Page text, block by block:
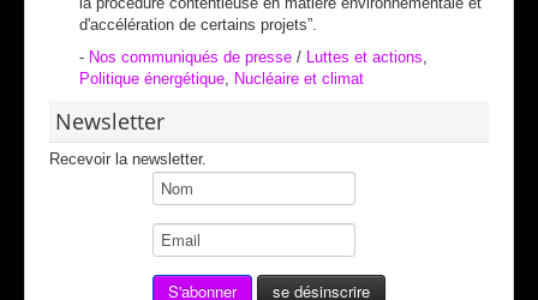
d'accélération de certains projets”.
- Nos communiqués de presse / Luttes et actions
Politique énergétique Nucléaire et climat
Newsletter
Recevoir la newsletter.